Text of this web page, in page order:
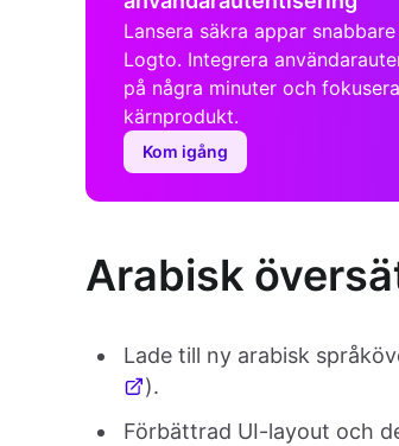
Lansera säkra appar
Logto. Integrera
på några minuter och
kärnprodukt.
Kom igång
Arabisk
Lade till ny arabisk
).
Förbättrad UI-layout och